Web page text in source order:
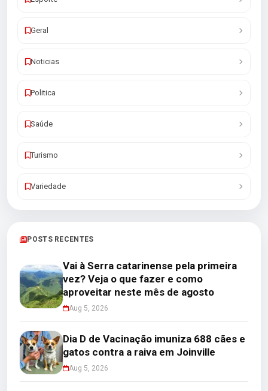
Geral
Noticias
Politica
Saúde
Turismo
Variedade
POSTS RECENTES
Vai à Serra catarinense pela primeira
vez? Veja o que fazer e como
aproveitar neste mês de agosto
Aug 5, 2026
Dia D de Vacinação imuniza 688 cães e
gatos contra a raiva em Joinville
Aug 5, 2026